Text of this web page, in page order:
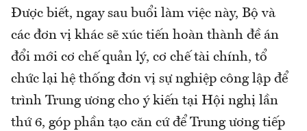
Được biết, ngay sau buổi làm việc này, Bộ và
các đơn vị khác sẽ xúc tiến hoàn thành đề án
đổi mới cơ chế quản lý, cơ chế tài chính, tổ
chức lại hệ thống đơn vị sự nghiệp công lập để
trình Trung ương cho ý kiến tại Hội nghị lần
thứ 6, góp phần tạo căn cứ để Trung ương tiếp